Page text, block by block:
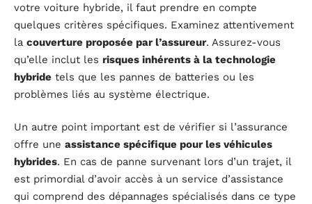
votre voiture hybride, il faut prendre en compte
quelques critères spécifiques. Examinez attentivement
la couverture proposée par l’assureur. Assurez-vous
qu’elle inclut les risques inhérents à la technologie
hybride tels que les pannes de batteries ou les
problèmes liés au système électrique.
Un autre point important est de vérifier si l’assurance
offre une assistance spécifique pour les véhicules
hybrides. En cas de panne survenant lors d’un trajet, il
est primordial d’avoir accès à un service d’assistance
qui comprend des dépannages spécialisés dans ce type